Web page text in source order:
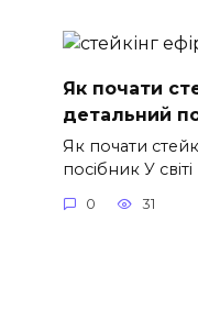
Як почати
детальний
Як почати
посібник У світі
0 31